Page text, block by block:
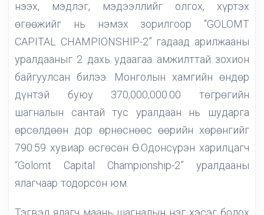
нээх, мэдлэг, мэдээллийг олгох, хүртэх
өгөөжийг нь нэмэх зорилгоор “GOLOMT
CAPITAL CHAMPIONSHIP-2” гадаад арилжааны
уралдааныг 2 дахь удаагаа амжилттай зохион
байгуулсан билээ. Монголын хамгийн өндөр
дүнтэй буюу 370,000,000.00 төгрөгийн
шагналын сантай тус уралдаан нь шударга
өрсөлдөөн дор өрнөснөөс өөрийн хөрөнгийг
790.59 хувиар өсгөсөн Ө.Одонсүрэн харилцагч
“Golomt Capital Championship-2” уралдааны
ялагчаар тодорсон юм.
Тэгвэл ялагч маань шагналын нэг хэсэг болох